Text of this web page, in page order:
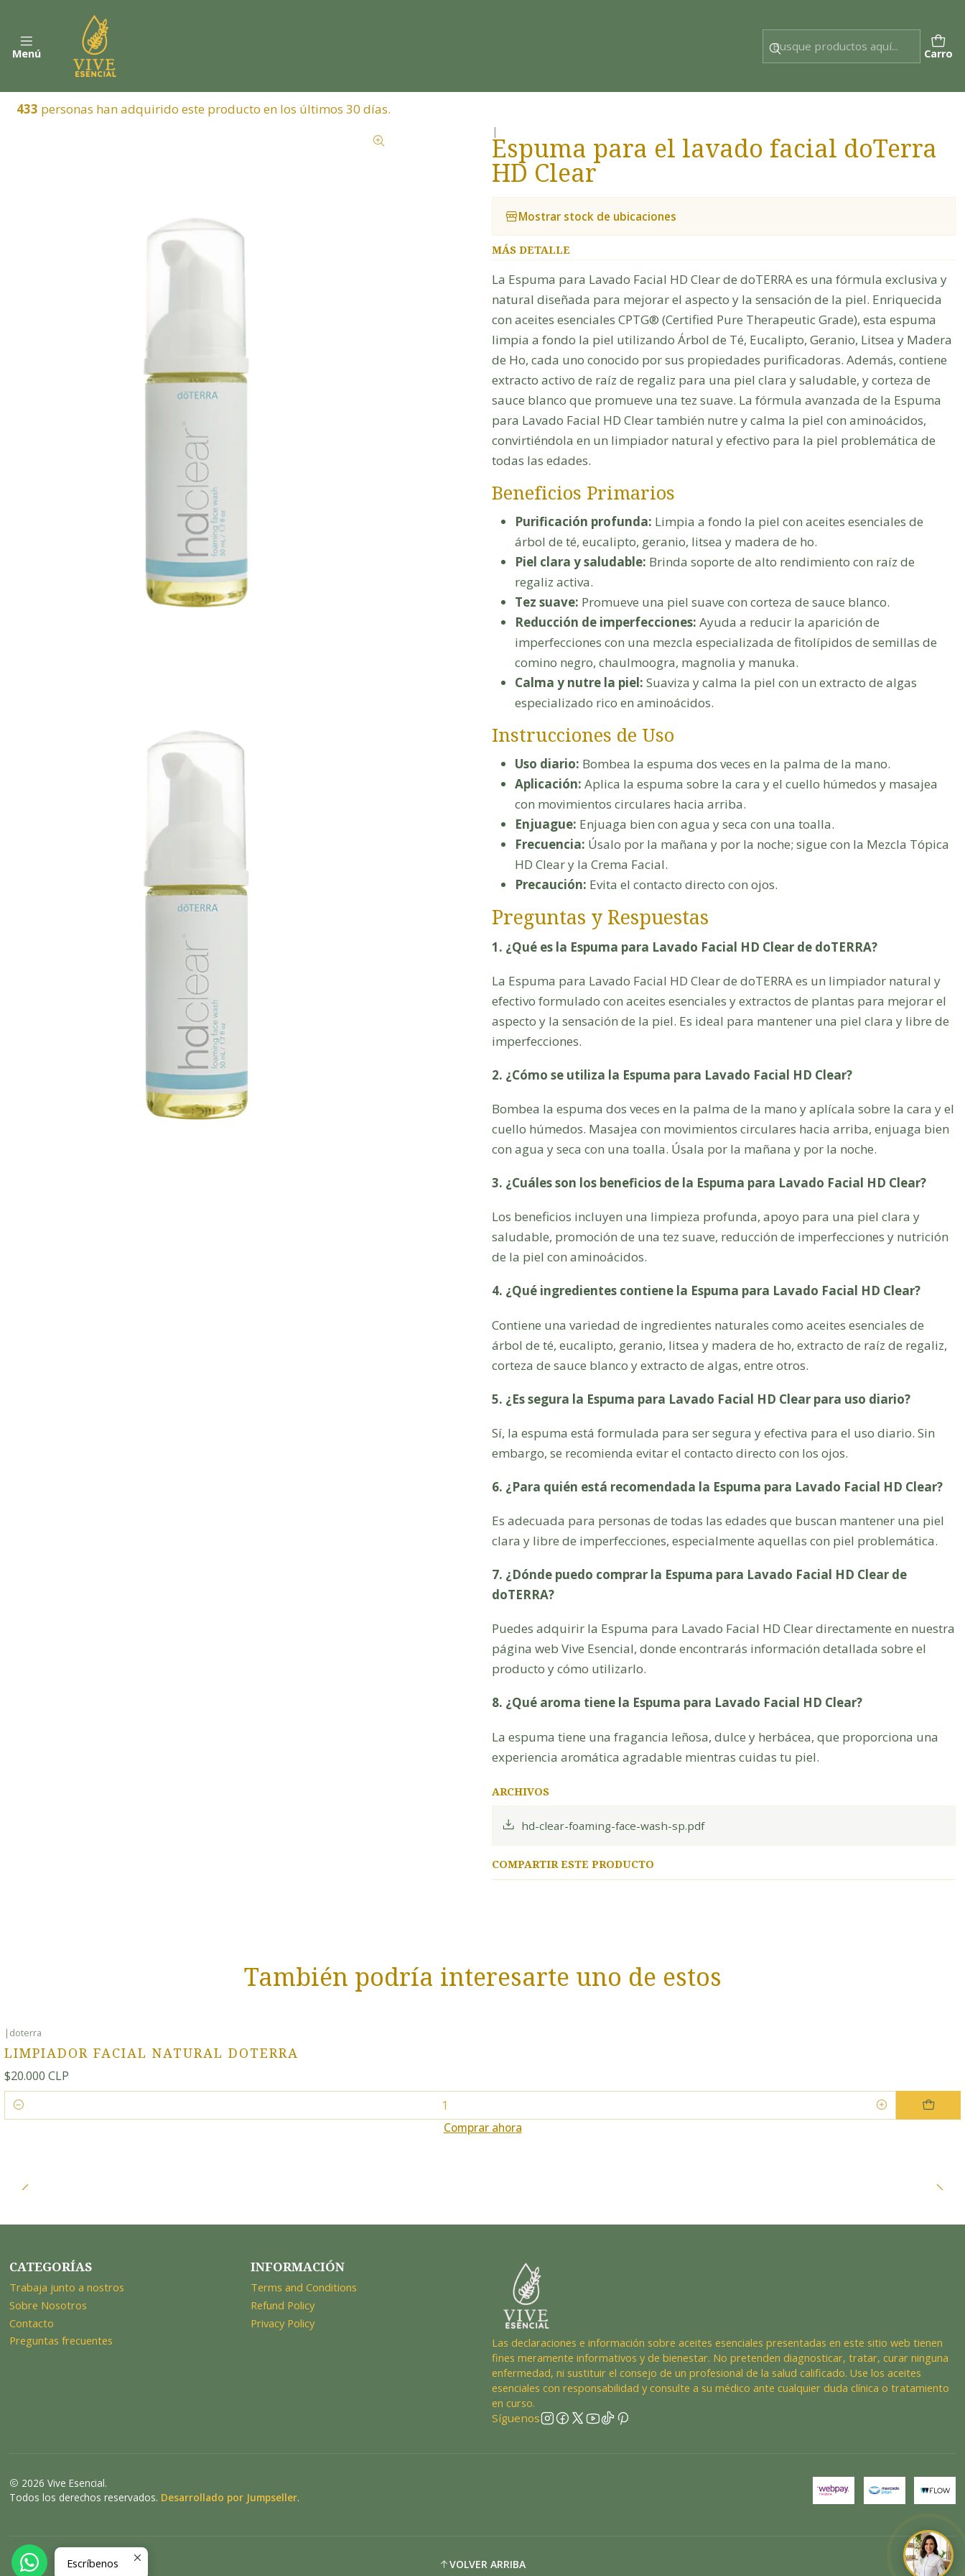
Menú Carro
433 personas han adquirido este producto en los últimos 30 días.
|
Espuma para el lavado facial doTerra
HD Clear
Mostrar stock de ubicaciones
MÁS DETALLE
La Espuma para Lavado Facial HD Clear de doTERRA es una fórmula exclusiva y
natural diseñada para mejorar el aspecto y la sensación de la piel. Enriquecida
con aceites esenciales CPTG® (Certified Pure Therapeutic Grade), esta espuma
limpia a fondo la piel utilizando Árbol de Té, Eucalipto, Geranio, Litsea y Madera
de Ho, cada uno conocido por sus propiedades purificadoras. Además, contiene
extracto activo de raíz de regaliz para una piel clara y saludable, y corteza de
sauce blanco que promueve una tez suave. La fórmula avanzada de la Espuma
para Lavado Facial HD Clear también nutre y calma la piel con aminoácidos,
convirtiéndola en un limpiador natural y efectivo para la piel problemática de
todas las edades.
Beneficios Primarios
Purificación profunda: Limpia a fondo la piel con aceites esenciales de
árbol de té, eucalipto, geranio, litsea y madera de ho.
Piel clara y saludable: Brinda soporte de alto rendimiento con raíz de
regaliz activa.
Tez suave: Promueve una piel suave con corteza de sauce blanco.
Reducción de imperfecciones: Ayuda a reducir la aparición de
imperfecciones con una mezcla especializada de fitolípidos de semillas de
comino negro, chaulmoogra, magnolia y manuka.
Calma y nutre la piel: Suaviza y calma la piel con un extracto de algas
especializado rico en aminoácidos.
Instrucciones de Uso
Uso diario: Bombea la espuma dos veces en la palma de la mano.
Aplicación: Aplica la espuma sobre la cara y el cuello húmedos y masajea
con movimientos circulares hacia arriba.
Enjuague: Enjuaga bien con agua y seca con una toalla.
Frecuencia: Úsalo por la mañana y por la noche; sigue con la Mezcla Tópica
HD Clear y la Crema Facial.
Precaución: Evita el contacto directo con ojos.
Preguntas y Respuestas
1. ¿Qué es la Espuma para Lavado Facial HD Clear de doTERRA?
La Espuma para Lavado Facial HD Clear de doTERRA es un limpiador natural y
efectivo formulado con aceites esenciales y extractos de plantas para mejorar el
aspecto y la sensación de la piel. Es ideal para mantener una piel clara y libre de
imperfecciones.
2. ¿Cómo se utiliza la Espuma para Lavado Facial HD Clear?
Bombea la espuma dos veces en la palma de la mano y aplícala sobre la cara y el
cuello húmedos. Masajea con movimientos circulares hacia arriba, enjuaga bien
con agua y seca con una toalla. Úsala por la mañana y por la noche.
3. ¿Cuáles son los beneficios de la Espuma para Lavado Facial HD Clear?
Los beneficios incluyen una limpieza profunda, apoyo para una piel clara y
saludable, promoción de una tez suave, reducción de imperfecciones y nutrición
de la piel con aminoácidos.
4. ¿Qué ingredientes contiene la Espuma para Lavado Facial HD Clear?
Contiene una variedad de ingredientes naturales como aceites esenciales de
árbol de té, eucalipto, geranio, litsea y madera de ho, extracto de raíz de regaliz,
corteza de sauce blanco y extracto de algas, entre otros.
5. ¿Es segura la Espuma para Lavado Facial HD Clear para uso diario?
Sí, la espuma está formulada para ser segura y efectiva para el uso diario. Sin
embargo, se recomienda evitar el contacto directo con los ojos.
6. ¿Para quién está recomendada la Espuma para Lavado Facial HD Clear?
Es adecuada para personas de todas las edades que buscan mantener una piel
clara y libre de imperfecciones, especialmente aquellas con piel problemática.
7. ¿Dónde puedo comprar la Espuma para Lavado Facial HD Clear de
doTERRA?
Puedes adquirir la Espuma para Lavado Facial HD Clear directamente en nuestra
página web Vive Esencial, donde encontrarás información detallada sobre el
producto y cómo utilizarlo.
8. ¿Qué aroma tiene la Espuma para Lavado Facial HD Clear?
La espuma tiene una fragancia leñosa, dulce y herbácea, que proporciona una
experiencia aromática agradable mientras cuidas tu piel.
ARCHIVOS
hd-clear-foaming-face-wash-sp.pdf
COMPARTIR ESTE PRODUCTO
También podría interesarte uno de estos
| doterra
LIMPIADOR FACIAL NATURAL DOTERRA
$20.000 CLP
Cantidad
Comprar ahora
CATEGORÍAS
Trabaja junto a nostros
Sobre Nosotros
Contacto
Preguntas frecuentes
INFORMACIÓN
Terms and Conditions
Refund Policy
Privacy Policy
Las declaraciones e información sobre aceites esenciales presentadas en este sitio web tienen
fines meramente informativos y de bienestar. No pretenden diagnosticar, tratar, curar ninguna
enfermedad, ni sustituir el consejo de un profesional de la salud calificado. Use los aceites
esenciales con responsabilidad y consulte a su médico ante cualquier duda clínica o tratamiento
en curso.
Síguenos
2026 Vive Esencial.
Todos los derechos reservados. Desarrollado por Jumpseller.
VOLVER ARRIBA
Escríbenos